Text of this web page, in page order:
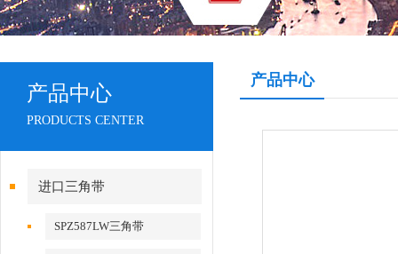
产品中心
PRODUCTS CENTER
进口三角带
SPZ587LW三角带
产品中心